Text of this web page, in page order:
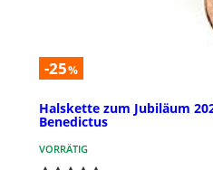
-25%
Halskette zum Jubiläum
Benedictus
VORRÄTIG